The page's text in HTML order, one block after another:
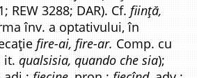
REW 3288; DAR). Cf. ființă,
înv. a optativului, în
fire-ai, fire-ar. Comp. cu
it.qualsisia, quando che sia);